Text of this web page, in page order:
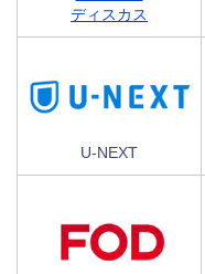
ディスカス
U-NEXT